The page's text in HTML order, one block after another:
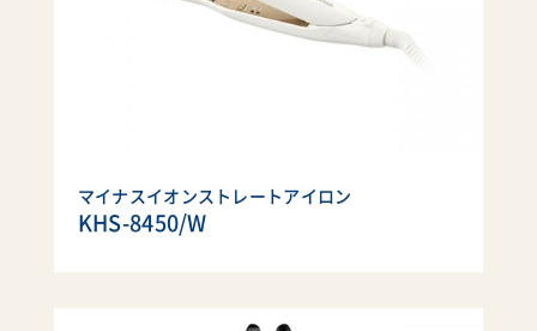
マイナスイオンストレートアイロン
KHS-8450/W